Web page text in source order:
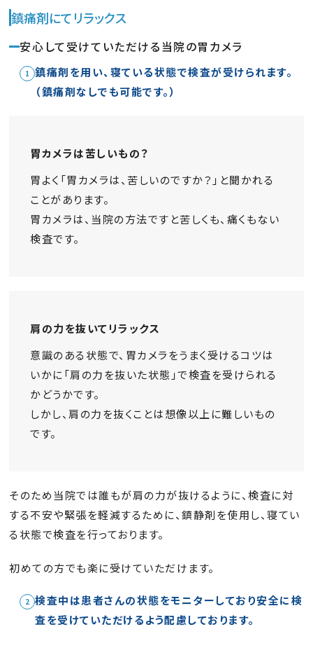
鎮痛剤にてリラックス
安心して受けていただける当院の胃カメラ
鎮痛剤を用い、寝ている状態で検査が受けられます。
（鎮痛剤なしでも可能です。）
胃カメラは苦しいもの？
胃よく「胃カメラは、苦しいのですか？」と聞かれる
ことがあります。
胃カメラは、当院の方法ですと苦しくも、痛くもない
検査です。
肩の力を抜いてリラックス
意識のある状態で、胃カメラをうまく受けるコツは
いかに「肩の力を抜いた状態」で検査を受けられる
かどうかです。
しかし、肩の力を抜くことは想像以上に難しいもの
です。
そのため当院では誰もが肩の力が抜けるように、検査に対
する不安や緊張を軽減するために、鎮静剤を使用し、寝てい
る状態で検査を行っております。
初めての方でも楽に受けていただけます。
検査中は患者さんの状態をモニターしており安全に検
査を受けていただけるよう配慮しております。